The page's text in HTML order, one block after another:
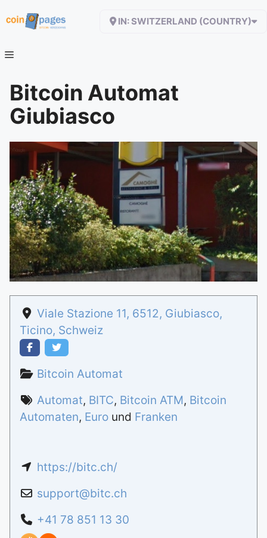
Inhalt
IN: SWITZERLAND (COUNTRY)
Bitcoin Automat
Giubiasco
Viale Stazione 11, 6512, Giubiasco,
Ticino, Schweiz
Bitcoin Automat
Automat, BITC, Bitcoin ATM, Bitcoin
Automaten, Euro und Franken
https://bitc.ch/
support@bitc.ch
+41 78 851 13 30